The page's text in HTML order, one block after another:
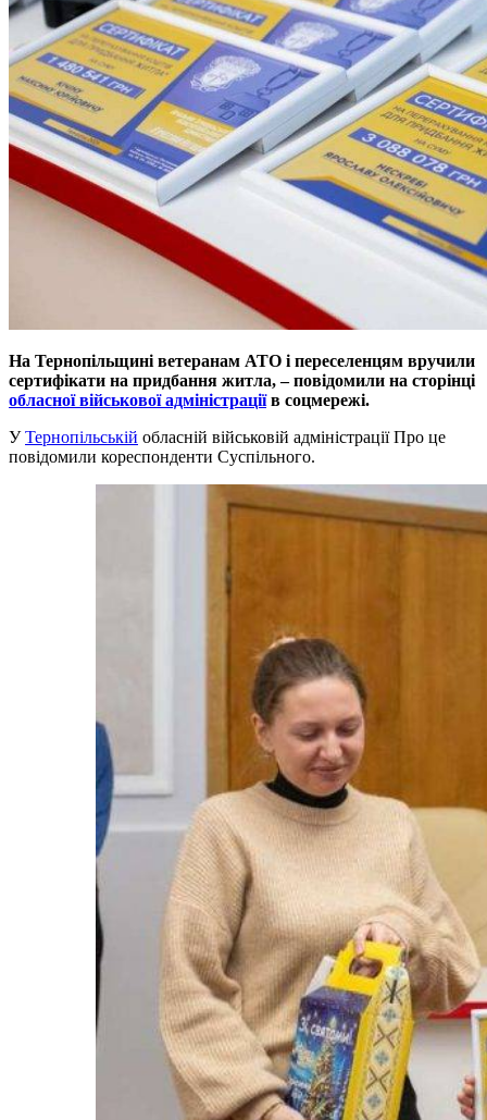
На Тернопільщині ветеранам АТО і переселенцям вручили
сертифікати на придбання житла, – повідомили на сторінці
обласної військової адміністраціїв соцмережі.
УТернопільській обласній військовій адміністрації Про це
повідомили кореспонденти Суспільного.